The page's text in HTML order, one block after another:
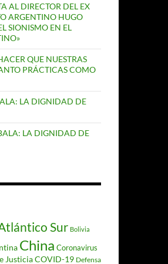
AL DIRECTOR DEL EX
ARGENTINO HUGO
SIONISMO EN EL
QUE NUESTRAS
PRÁCTICAS COMO
LA DIGNIDAD DE
LA DIGNIDAD DE
Sur Bolivia
China Coronavirus
JusticiaCOVID-19 Defensa